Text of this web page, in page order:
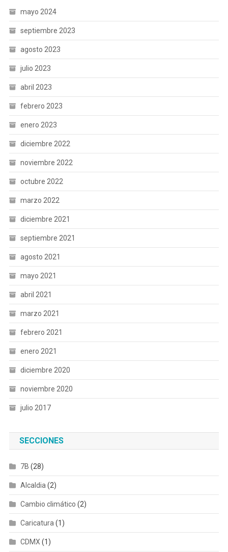
mayo 2024
septiembre 2023
agosto 2023
julio 2023
abril 2023
febrero 2023
enero 2023
diciembre 2022
noviembre 2022
octubre 2022
marzo 2022
diciembre 2021
septiembre 2021
agosto 2021
mayo 2021
abril 2021
marzo 2021
febrero 2021
enero 2021
diciembre 2020
noviembre 2020
julio 2017
SECCIONES
7B (28)
Alcaldia (2)
Cambio climático (2)
Caricatura (1)
CDMX (1)